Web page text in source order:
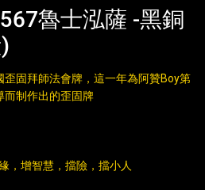
魯士泓薩 -黑銅
固拜師法會牌，這一年為阿贊Boy第
而制作出的歪固牌
，增智慧，擋險，擋小人